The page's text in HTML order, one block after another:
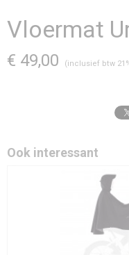
Vloermat
€ 49,00 (inclusief btw
Ook interessant